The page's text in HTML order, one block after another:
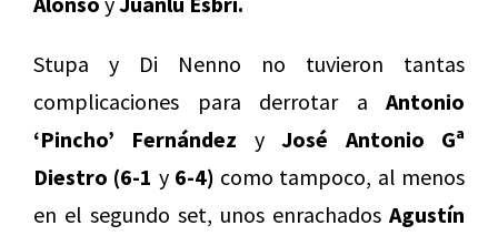
Stupa y Di Nenno no tuvieron tantas
complicaciones para derrotar a Antonio
‘Pincho’ Fernández yJosé Antonio Gª
Diestro (6-1 y 6-4) como tampoco, al menos
en el segundo set, unos enrachados Agustín